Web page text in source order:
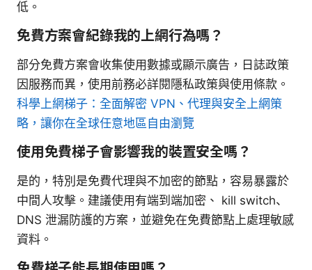
低。
免費方案會紀錄我的上網行為嗎？
部分免費方案會收集使用數據或顯示廣告，日誌政策
因服務而異，使用前務必詳閱隱私政策與使用條款。
科學上網梯子：全面解密 VPN、代理與安全上網策
略，讓你在全球任意地區自由瀏覽
使用免費梯子會影響我的裝置安全嗎？
是的，特別是免費代理與不加密的節點，容易暴露於
中間人攻擊。建議使用有端到端加密、 kill switch、
DNS 泄漏防護的方案，並避免在免費節點上處理敏感
資料。